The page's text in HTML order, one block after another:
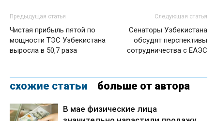
Предыдущая статья
Чистая прибыль пятой по
мощности ТЭС Узбекистана
выросла в 50,7 раза
Следующая статья
Сенаторы Узбекистана
обсудят перспективы
сотрудничества с ЕАЭС
схожие статьи больше от автора
В мае физические лица